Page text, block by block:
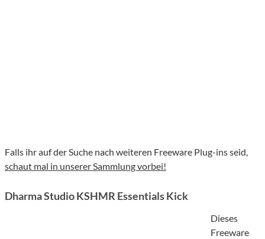
Falls ihr auf der Suche nach weiteren Freeware Plug-ins seid,
schaut mal in unserer Sammlung vorbei!
Dharma Studio KSHMR Essentials Kick
Dieses
Freeware